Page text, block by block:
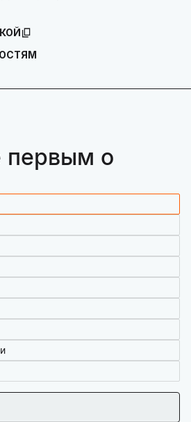
первым о